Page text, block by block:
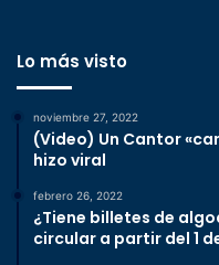
Lo más visto
noviembre 27, 2022
(Video) Un Cantor
hizo viral
febrero 26, 2022
¿Tiene billetes de
circular a partir del 1